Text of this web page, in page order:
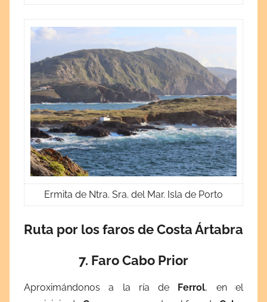
Ermita de Ntra. Sra. del Mar. Isla de Porto
Ruta por los faros de Costa Ártabra
7. Faro Cabo Prior
Aproximándonos a la ría de Ferrol, en el